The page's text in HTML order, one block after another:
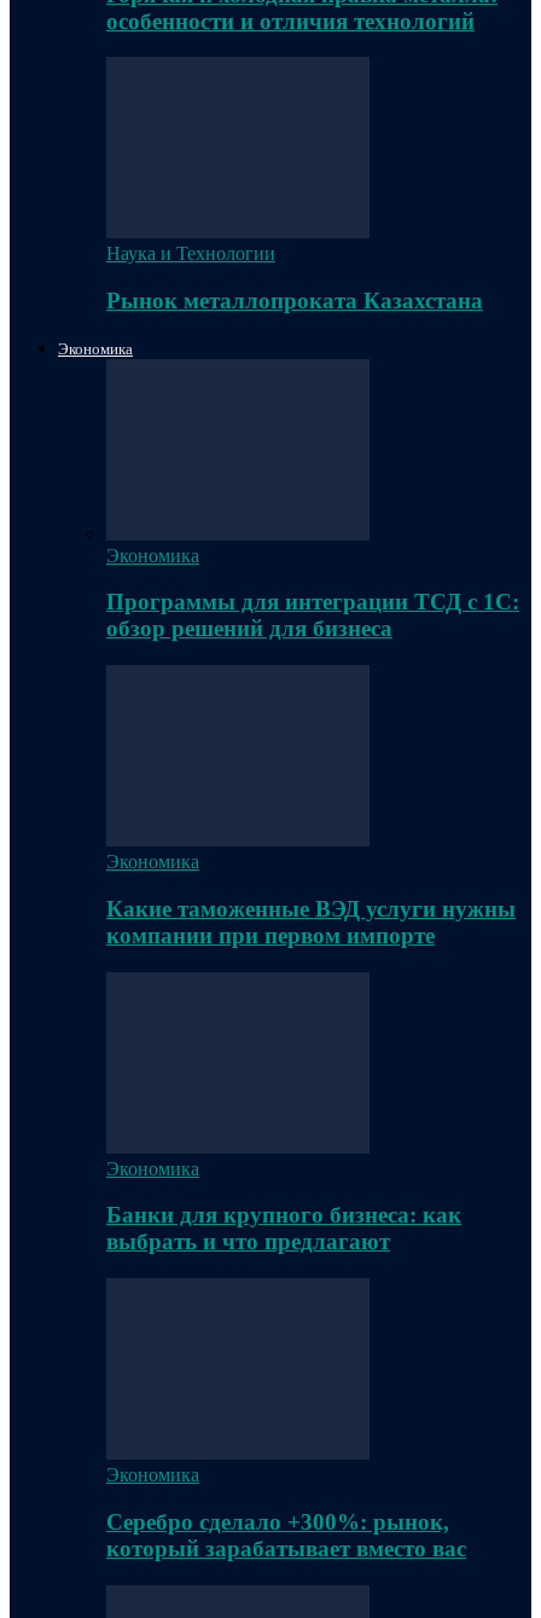
особенности и отличия технологий
Наука и Технологии
Рынок металлопроката Казахстана
Экономика
Экономика
Программы для интеграции ТСД с 1С:
обзор решений для бизнеса
Экономика
Какие таможенные ВЭД услуги нужны
компании при первом импорте
Экономика
Банки для крупного бизнеса: как
выбрать и что предлагают
Экономика
Серебро сделало +300%: рынок,
который зарабатывает вместо вас